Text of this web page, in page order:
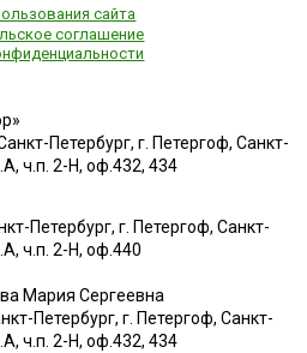
сайта
соглашение
Петербург, г. Петергоф, Санкт-
ч.п. 2-Н, оф.432, 434
Петербург, г. Петергоф, Санкт-
ч.п. 2-Н, оф.440
Мария Сергеевна
Петербург, г. Петергоф, Санкт-
ч.п. 2-Н, оф.432, 434